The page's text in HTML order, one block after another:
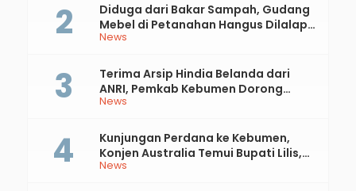
News
Diduga dari Bakar Sampah, Gudang
Mebel di Petanahan Hangus Dilalap
Api
News
Terima Arsip Hindia Belanda dari
ANRI, Pemkab Kebumen Dorong
Integrasi Sejarah, Geopark, dan
News
Kunjungan Perdana ke Kebumen,
Konjen Australia Temui Bupati Lilis,
Ini yang Dibahas